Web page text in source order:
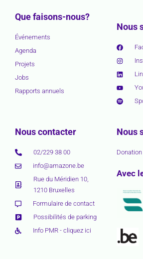
Que faisons-nous?
Événements
Agenda
Projets
Jobs
Rapports annuels
Nous
Nous contacter
02/229 38 00
info@amazone.be
Rue du Méridien 10,
1210 Bruxelles
Formulaire de contact
Possibilités de parking
Info PMR - cliquez ici
Nous
Donation
Avec